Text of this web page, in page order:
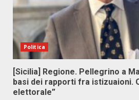
Politica
[Sicilia] Regione. Pellegrino a
basi dei rapporti fra istizuaioni.
elettorale”